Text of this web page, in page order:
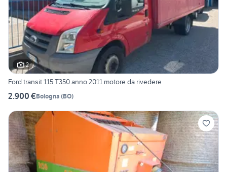
2
Ford transit 115 T350 anno 2011 motore da rivedere
2.900 €Bologna (BO)